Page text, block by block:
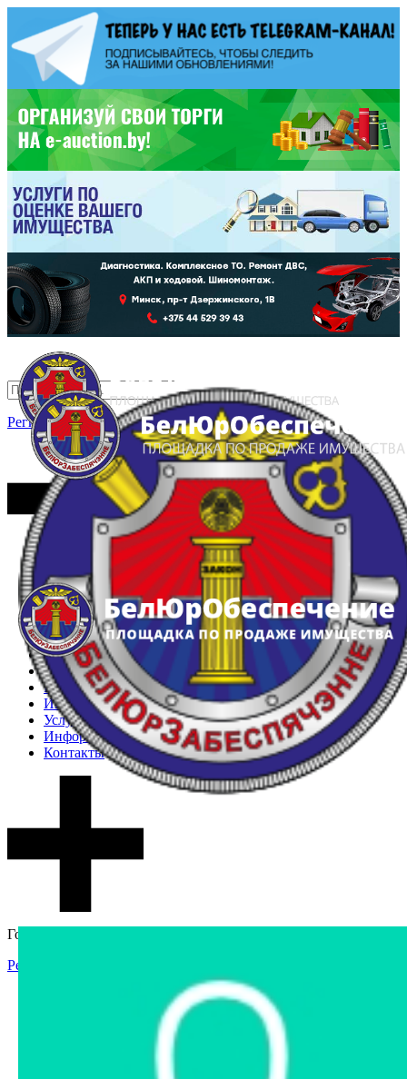
Регистрация Вход
Главная
Арестованное имущество
Реестр несостоявшихся торгов
Реестр переоценок
Частное имущество
Государственное имущество
Интернет-магазин
Интернет-витрина
Услуги
Информация
Контакты
Гостевой доступ
Регистрация
Интернет-магазин
Интернет-витрина